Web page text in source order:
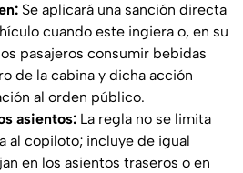
Se aplicará una sanción directa
cuando este ingiera o, en su
pasajeros consumir bebidas
de la cabina y dicha acción
al orden público.
asientos: La regla no se limita
al copiloto; incluye de igual
en los asientos traseros o en